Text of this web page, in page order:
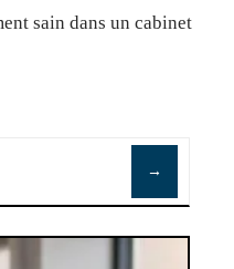
sain dans un cabinet